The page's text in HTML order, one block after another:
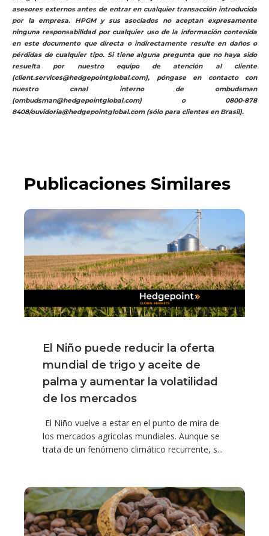
asesores externos antes de entrar en cualquier transacción introducida
por la empresa. HPGM y sus asociados no aceptan expresamente
ninguna responsabilidad por cualquier uso de la información contenida
en este documento que directa o indirectamente resulte en daños o
pérdidas de cualquier tipo. Si tiene alguna pregunta que no haya sido
resuelta por nuestro equipo de atención al cliente
(client.services@hedgepointglobal.com), póngase en contacto con
nuestro canal interno de ombudsman
(ombudsman@hedgepointglobal.com) o 0800-878
8408/ouvidoria@hedgepointglobal.com (sólo para clientes en Brasil).
Publicaciones Similares
El Niño puede reducir la oferta
mundial de trigo y aceite de
palma y aumentar la volatilidad
de los mercados
El Niño vuelve a estar en el punto de mira de
los mercados agrícolas mundiales. Aunque se
trata de un fenómeno climático recurrente, s...